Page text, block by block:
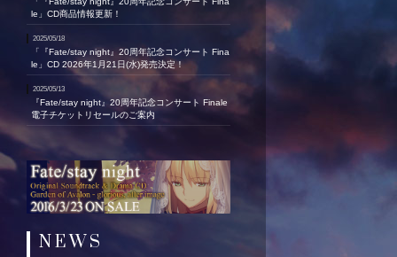
le」CD商品情報更新！
2025/05/18
「『Fate/stay night』20周年記念コンサート Fina
le」CD 2026年1月21日(水)発売決定！
2025/05/13
『Fate/stay night』20周年記念コンサート Finale
電子チケットリセールのご案内
NEWS